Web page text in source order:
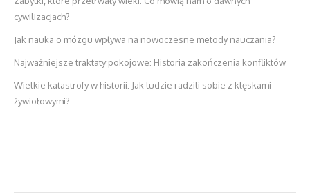
cywilizacjach?
Jak nauka o mózgu wpływa na nowoczesne metody nauczania?
Najważniejsze traktaty pokojowe: Historia zakończenia konfliktów
Wielkie katastrofy w historii: Jak ludzie radzili sobie z klęskami
żywiołowymi?